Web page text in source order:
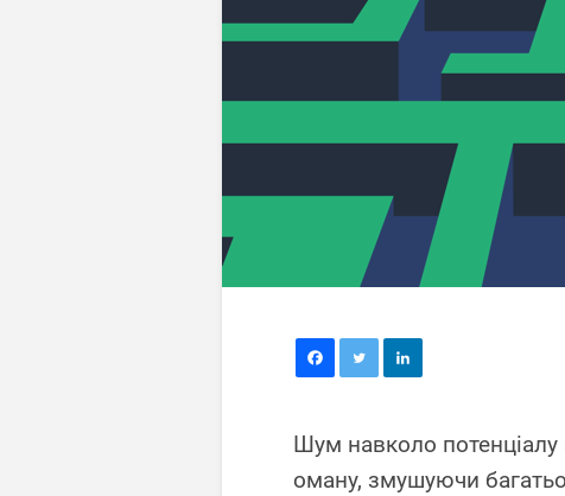
Шум навколо потенціалу
оману, змушуючи